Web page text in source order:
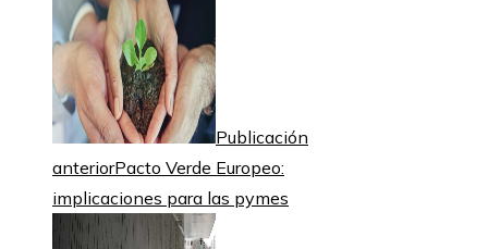
Publicación
anteriorPacto Verde Europeo:
implicaciones para las pymes